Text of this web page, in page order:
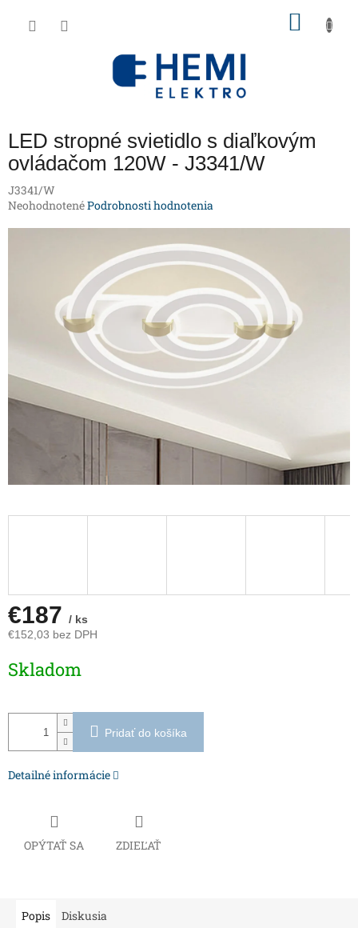
LED stropné svietidlo s diaľkovým
ovládačom 120W - J3341/W
J3341/W
Priemerné
hviezdičiek.
NeohodnotenéPodrobnosti hodnotenia
€187 / ks
€152,03 bez DPH
cena:
Skladom
Pridať do košíka
Detailné informácie
OPÝTAŤ SA ZDIEĽAŤ
Popis Diskusia